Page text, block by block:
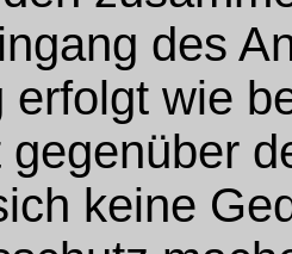
des
erfolgt wie
gegenüber
keine